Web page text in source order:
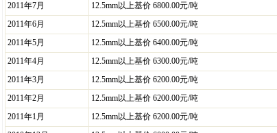
2011年7月
12.5mm以上基价 6800.00元/吨
2011年6月
12.5mm以上基价 6500.00元/吨
2011年5月
12.5mm以上基价 6400.00元/吨
2011年4月
12.5mm以上基价 6300.00元/吨
2011年3月
12.5mm以上基价 6200.00元/吨
2011年2月
12.5mm以上基价 6200.00元/吨
2011年1月
12.5mm以上基价 6200.00元/吨